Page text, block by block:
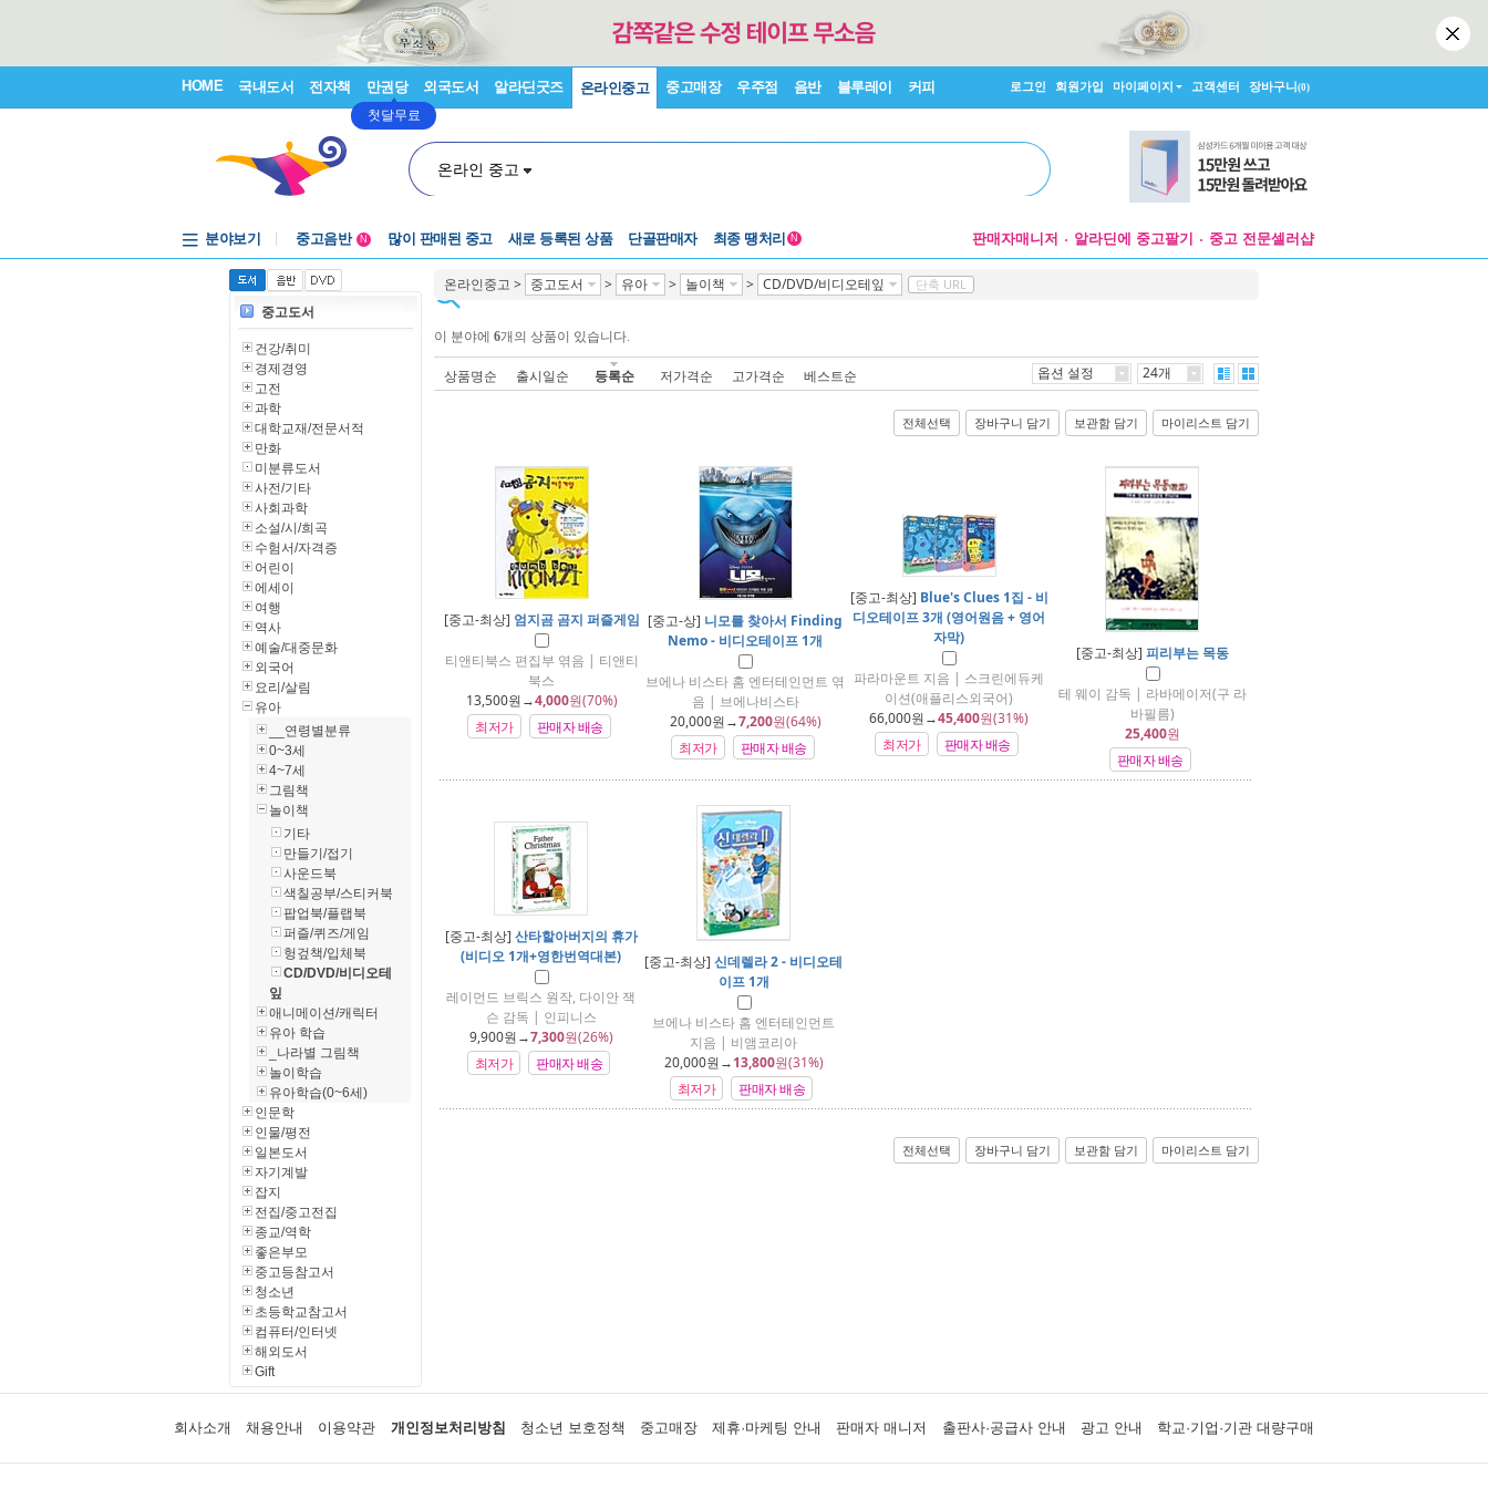
HOME 국내도서 전자책 만권당
첫달무료
외국도서 알라딘굿즈 온라인중고 중고매장 우주점 음반 블루레이 커피 로그인 회원가입 마이페이지 고객센터 장바구니(0)
온라인 중고
분야보기
중고음반
1천원부터
중고음반
N 많이 판매된 중고 새로 등록된 상품 단골판매자 최종 땡처리 N 판매자매니저 알라딘에 중고팔기 중고 전문셀러샵
온라인중고 > 중고도서 > 유아 > 놀이책 > CD/DVD/비디오테잎 단축 URL
이 분야에 6개의 상품이 있습니다.
상품명순 출시일순 등록순 저가격순 고가격순 베스트순 옵션 설정 24개
전체선택 장바구니 담기 보관함 담기 마이리스트 담기
[중고-최상] 엄지곰 곰지 퍼즐게임
티앤티북스 편집부 엮음 | 티앤티
북스
13,500원→4,000원(70%)
최저가
판매자 배송
[중고-상] 니모를 찾아서 Finding
Nemo - 비디오테이프 1개
브에나 비스타 홈 엔터테인먼트 엮
음 | 브에나비스타
20,000원→7,200원(64%)
최저가
판매자 배송
[중고-최상] Blue's Clues 1집 - 비
디오테이프 3개 (영어원음 + 영어
자막)
파라마운트 지음 | 스크린에듀케
이션(애플리스외국어)
66,000원→45,400원(31%)
최저가
판매자 배송
[중고-최상] 피리부는 목동
테 웨이 감독 | 라바메이저(구 라
바필름)
25,400원
판매자 배송
[중고-최상] 산타할아버지의 휴가
(비디오 1개+영한번역대본)
레이먼드 브릭스 원작, 다이안 잭
슨 감독 | 인피니스
9,900원→7,300원(26%)
최저가
판매자 배송
[중고-최상] 신데렐라 2 - 비디오테
이프 1개
브에나 비스타 홈 엔터테인먼트
지음 | 비앰코리아
20,000원→13,800원(31%)
최저가
판매자 배송
전체선택 장바구니 담기 보관함 담기 마이리스트 담기
중고도서
건강/취미
경제경영
고전
과학
대학교재/전문서적
만화
미분류도서
사전/기타
사회과학
소설/시/희곡
수험서/자격증
어린이
에세이
여행
역사
예술/대중문화
외국어
요리/살림
유아
__연령별분류
0~3세
4~7세
그림책
놀이책
기타
만들기/접기
사운드북
색칠공부/스티커북
팝업북/플랩북
퍼즐/퀴즈/게임
헝겊책/입체북
CD/DVD/비디오테
잎
애니메이션/캐릭터
유아 학습
_나라별 그림책
놀이학습
유아학습(0~6세)
인문학
인물/평전
일본도서
자기계발
잡지
전집/중고전집
종교/역학
좋은부모
중고등참고서
청소년
초등학교참고서
컴퓨터/인터넷
해외도서
Gift
회사소개 채용안내 이용약관 개인정보처리방침 청소년 보호정책 중고매장 제휴·마케팅 안내 판매자 매니저 출판사·공급사 안내 광고 안내 학교·기업·기관 대량구매